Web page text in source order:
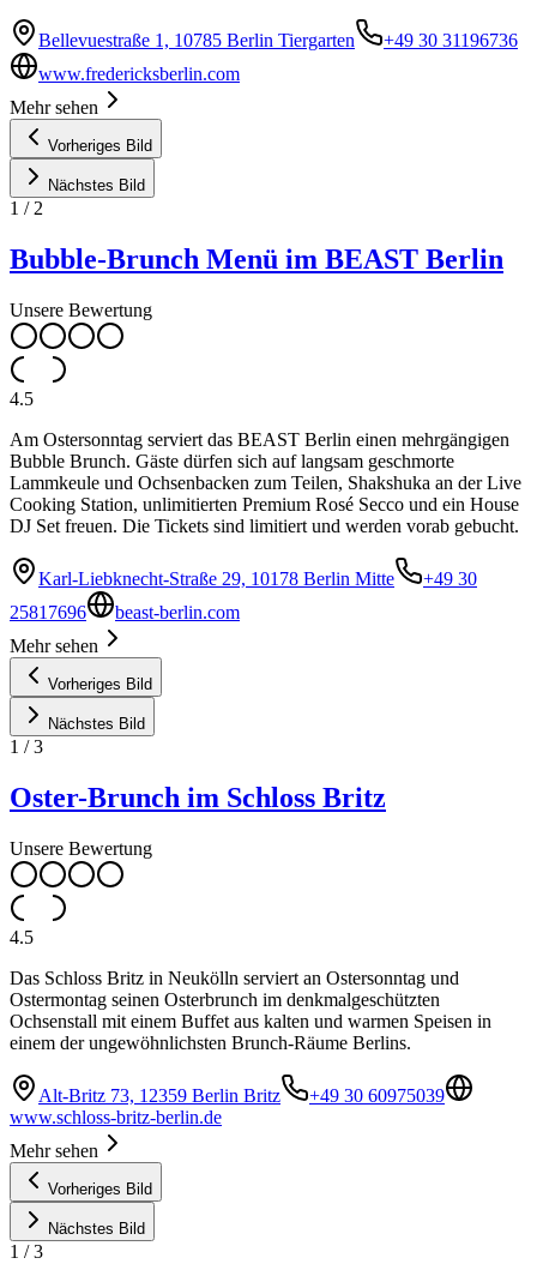
Bellevuestraße 1, 10785 Berlin Tiergarten
+49 30 31196736
www.fredericksberlin.com
Mehr sehen
Vorheriges Bild
Nächstes Bild
1 / 2
Bubble-Brunch Menü im BEAST Berlin
Unsere Bewertung
4.5
Am Ostersonntag serviert das BEAST Berlin einen mehrgängigen
Bubble Brunch. Gäste dürfen sich auf langsam geschmorte
Lammkeule und Ochsenbacken zum Teilen, Shakshuka an der Live
Cooking Station, unlimitierten Premium Rosé Secco und ein House
DJ Set freuen. Die Tickets sind limitiert und werden vorab gebucht.
Karl-Liebknecht-Straße 29, 10178 Berlin Mitte
+49 30
25817696
beast-berlin.com
Mehr sehen
Vorheriges Bild
Nächstes Bild
1 /3
Oster-Brunch im Schloss Britz
Unsere Bewertung
4.5
Das Schloss Britz in Neukölln serviert an Ostersonntag und
Ostermontag seinen Osterbrunch im denkmalgeschützten
Ochsenstall mit einem Buffet aus kalten und warmen Speisen in
einem der ungewöhnlichsten Brunch-Räume Berlins.
Alt-Britz 73, 12359 Berlin Britz
+49 30 60975039
www.schloss-britz-berlin.de
Mehr sehen
Vorheriges Bild
Nächstes Bild
1 /3